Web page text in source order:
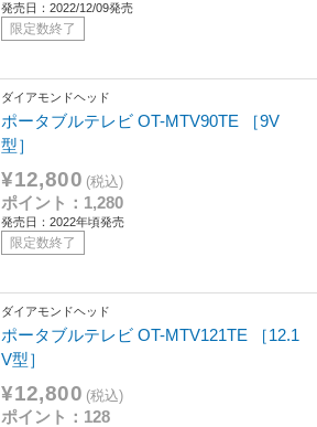
発売日：2022/12/09発売
限定数終了
ダイアモンドヘッド
ポータブルテレビ OT-MTV90TE ［9V
型］
¥12,800 (税込)
ポイント：1,280
発売日：2022年頃発売
限定数終了
ダイアモンドヘッド
ポータブルテレビ OT-MTV121TE ［12.1
V型］
¥12,800 (税込)
ポイント：128